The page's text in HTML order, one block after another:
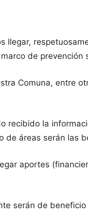
llegar,
de prevención
Comuna, entre
recibido la
áreas serán las
aportes
serán de